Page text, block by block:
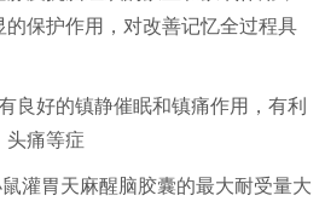
保护作用，对改善记忆全过程具
好的镇静催眠和镇痛作用，有利
头痛等症
胃天麻醒脑胶囊的最大耐受量大